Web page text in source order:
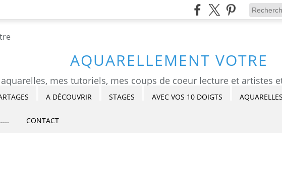
AQUARELLEMENT VOTRE
A DÉCOUVRIR STAGES AVEC VOS 10 DOIGTS
CONTACT